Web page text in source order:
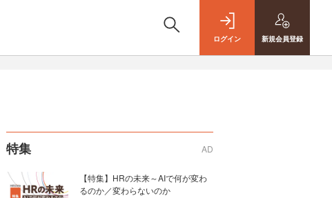
ログイン 新規会員登録
特集 AD
【特集】HRの未来～AIで何が変わ
るのか／変わらないのか